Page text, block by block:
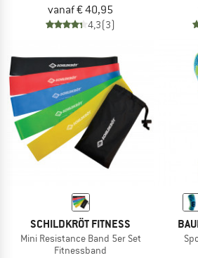
vanaf € 40,95
4,3(3)
SCHILDKRÖT FITNESS
Mini Resistance Band 5er Set
Fitnessband